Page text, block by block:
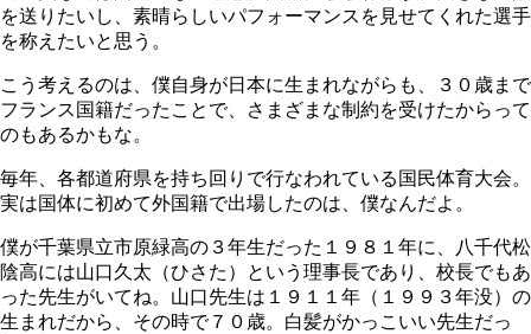
を送りたいし、素晴らしいパフォーマンスを見せてくれた選手
を称えたいと思う。
こう考えるのは、僕自身が日本に生まれながらも、３０歳まで
フランス国籍だったことで、さまざまな制約を受けたからって
のもあるかもな。
毎年、各都道府県を持ち回りで行なわれている国民体育大会。
実は国体に初めて外国籍で出場したのは、僕なんだよ。
僕が千葉県立市原緑高の３年生だった１９８１年に、八千代松
陰高には山口久太（ひさた）という理事長であり、校長でもあ
った先生がいてね。山口先生は１９１１年（１９９３年没）の
生まれだから、その時で７０歳。白髪がかっこいい先生だっ